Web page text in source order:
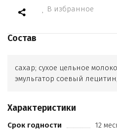
В избранное
Состав
сахар; сухое цельное
эмульгатор соевый
Характеристики
Срок годности
12